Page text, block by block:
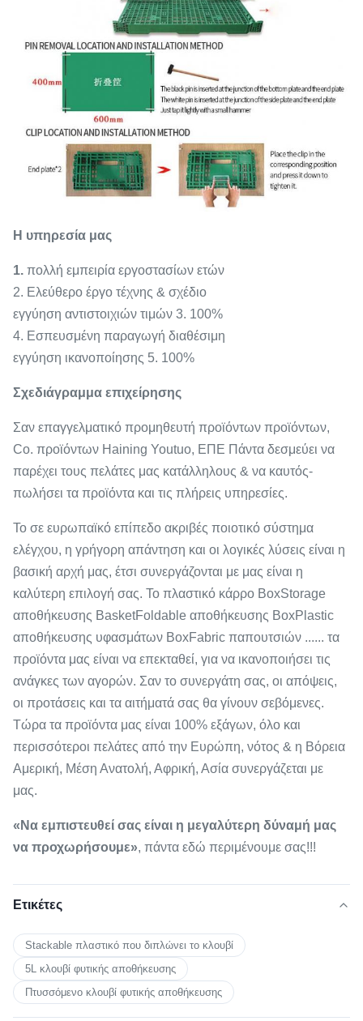
Η υπηρεσία μας
1. πολλή εμπειρία εργοστασίων ετών
2. Ελεύθερο έργο τέχνης & σχέδιο
εγγύηση αντιστοιχιών τιμών 3. 100%
4. Εσπευσμένη παραγωγή διαθέσιμη
εγγύηση ικανοποίησης 5. 100%
Σχεδιάγραμμα επιχείρησης
Σαν επαγγελματικό προμηθευτή προϊόντων προϊόντων,
Co. προϊόντων Haining Youtuo, ΕΠΕ Πάντα δεσμεύει να
παρέχει τους πελάτες μας κατάλληλους & να καυτός-
πωλήσει τα προϊόντα και τις πλήρεις υπηρεσίες.
Το σε ευρωπαϊκό επίπεδο ακριβές ποιοτικό σύστημα
ελέγχου, η γρήγορη απάντηση και οι λογικές λύσεις είναι η
βασική αρχή μας, έτσι συνεργάζονται με μας είναι η
καλύτερη επιλογή σας. Το πλαστικό κάρρο BoxStorage
αποθήκευσης BasketFoldable αποθήκευσης BoxPlastic
αποθήκευσης υφασμάτων BoxFabric παπουτσιών ...... τα
προϊόντα μας είναι να επεκταθεί, για να ικανοποιήσει τις
ανάγκες των αγορών. Σαν το συνεργάτη σας, οι απόψεις,
οι προτάσεις και τα αιτήματά σας θα γίνουν σεβόμενες.
Τώρα τα προϊόντα μας είναι 100% εξάγων, όλο και
περισσότεροι πελάτες από την Ευρώπη, νότος & η Βόρεια
Αμερική, Μέση Ανατολή, Αφρική, Ασία συνεργάζεται με
μας.
«Να εμπιστευθεί σας είναι η μεγαλύτερη δύναμή μας
να προχωρήσουμε», πάντα εδώ περιμένουμε σας!!!
Ετικέτες
Stackable πλαστικό που διπλώνει το κλουβί
5L κλουβί φυτικής αποθήκευσης
Πτυσσόμενο κλουβί φυτικής αποθήκευσης